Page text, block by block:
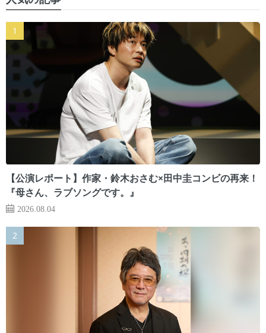
【公演レポート】作家・鈴木おさむ×田中圭コンビの再来！
『母さん、ラブソングです。』
2026.08.04